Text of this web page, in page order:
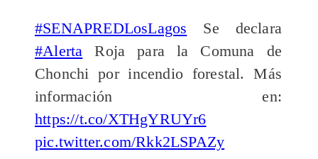
#SENAPREDLosLagos Se declara
#Alerta Roja para la Comuna de
Chonchi por incendio forestal. Más
información en:
https://t.co/XTHgYRUYr6
pic.twitter.com/Rkk2LSPAZy